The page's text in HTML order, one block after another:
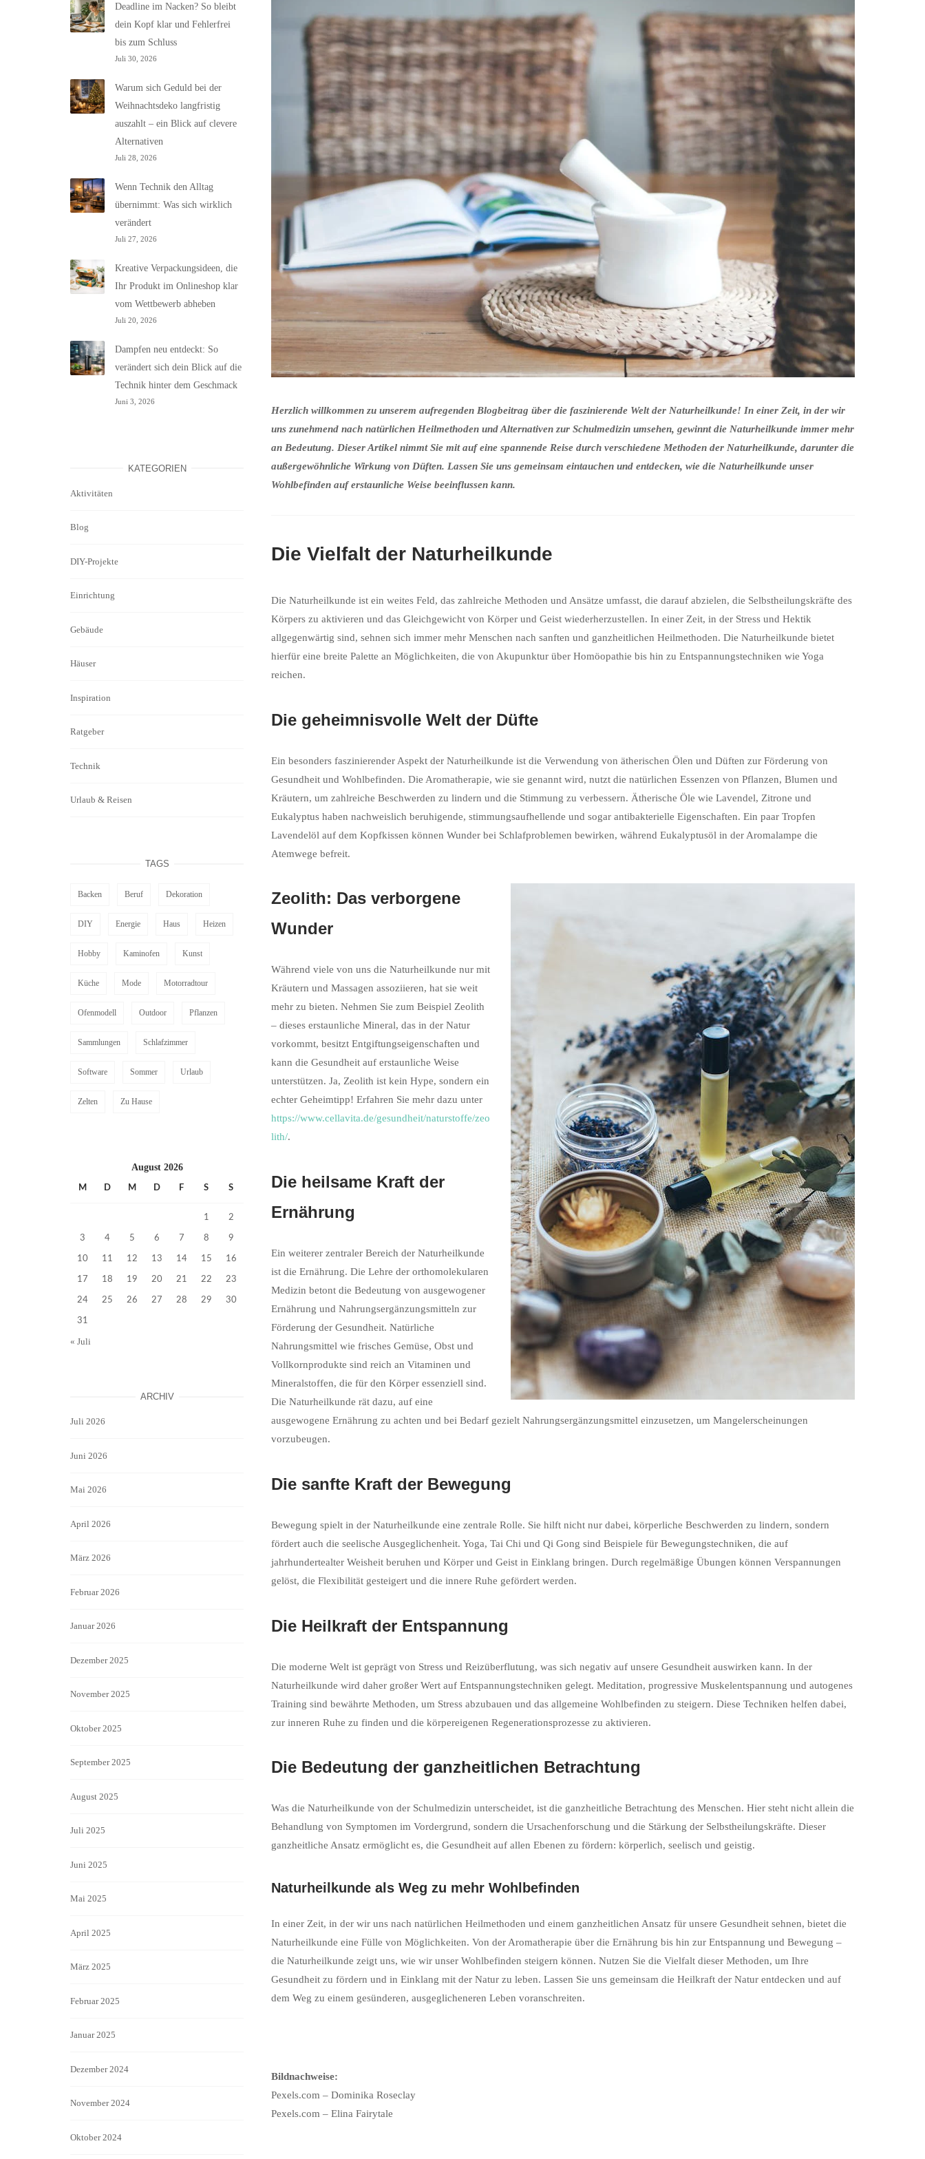
Herzlich willkommen zu unserem aufregenden Blogbeitrag über die faszinierende Welt der Naturheilkunde! In einer Zeit, in der wir
uns zunehmend nach natürlichen Heilmethoden und Alternativen zur Schulmedizin umsehen, gewinnt die Naturheilkunde immer mehr
an Bedeutung. Dieser Artikel nimmt Sie mit auf eine spannende Reise durch verschiedene Methoden der Naturheilkunde, darunter die
außergewöhnliche Wirkung von Düften. Lassen Sie uns gemeinsam eintauchen und entdecken, wie die Naturheilkunde unser
Wohlbefinden auf erstaunliche Weise beeinflussen kann.
Die Vielfalt der Naturheilkunde
Die Naturheilkunde ist ein weites Feld, das zahlreiche Methoden und Ansätze umfasst, die darauf abzielen, die Selbstheilungskräfte des
Körpers zu aktivieren und das Gleichgewicht von Körper und Geist wiederherzustellen. In einer Zeit, in der Stress und Hektik
allgegenwärtig sind, sehnen sich immer mehr Menschen nach sanften und ganzheitlichen Heilmethoden. Die Naturheilkunde bietet
hierfür eine breite Palette an Möglichkeiten, die von Akupunktur über Homöopathie bis hin zu Entspannungstechniken wie Yoga
reichen.
Die geheimnisvolle Welt der Düfte
Ein besonders faszinierender Aspekt der Naturheilkunde ist die Verwendung von ätherischen Ölen und Düften zur Förderung von
Gesundheit und Wohlbefinden. Die Aromatherapie, wie sie genannt wird, nutzt die natürlichen Essenzen von Pflanzen, Blumen und
Kräutern, um zahlreiche Beschwerden zu lindern und die Stimmung zu verbessern. Ätherische Öle wie Lavendel, Zitrone und
Eukalyptus haben nachweislich beruhigende, stimmungsaufhellende und sogar antibakterielle Eigenschaften. Ein paar Tropfen
Lavendelöl auf dem Kopfkissen können Wunder bei Schlafproblemen bewirken, während Eukalyptusöl in der Aromalampe die
Atemwege befreit.
Zeolith: Das verborgene
Wunder
Während viele von uns die Naturheilkunde nur mit
Kräutern und Massagen assoziieren, hat sie weit
mehr zu bieten. Nehmen Sie zum Beispiel Zeolith
– dieses erstaunliche Mineral, das in der Natur
vorkommt, besitzt Entgiftungseigenschaften und
kann die Gesundheit auf erstaunliche Weise
unterstützen. Ja, Zeolith ist kein Hype, sondern ein
echter Geheimtipp! Erfahren Sie mehr dazu unter
https://www.cellavita.de/gesundheit/naturstoffe/zeo
lith/.
Die heilsame Kraft der
Ernährung
Ein weiterer zentraler Bereich der Naturheilkunde
ist die Ernährung. Die Lehre der orthomolekularen
Medizin betont die Bedeutung von ausgewogener
Ernährung und Nahrungsergänzungsmitteln zur
Förderung der Gesundheit. Natürliche
Nahrungsmittel wie frisches Gemüse, Obst und
Vollkornprodukte sind reich an Vitaminen und
Mineralstoffen, die für den Körper essenziell sind.
Die Naturheilkunde rät dazu, auf eine
ausgewogene Ernährung zu achten und bei Bedarf gezielt Nahrungsergänzungsmittel einzusetzen, um Mangelerscheinungen
vorzubeugen.
Die sanfte Kraft der Bewegung
Bewegung spielt in der Naturheilkunde eine zentrale Rolle. Sie hilft nicht nur dabei, körperliche Beschwerden zu lindern, sondern
fördert auch die seelische Ausgeglichenheit. Yoga, Tai Chi und Qi Gong sind Beispiele für Bewegungstechniken, die auf
jahrhundertealter Weisheit beruhen und Körper und Geist in Einklang bringen. Durch regelmäßige Übungen können Verspannungen
gelöst, die Flexibilität gesteigert und die innere Ruhe gefördert werden.
Die Heilkraft der Entspannung
Die moderne Welt ist geprägt von Stress und Reizüberflutung, was sich negativ auf unsere Gesundheit auswirken kann. In der
Naturheilkunde wird daher großer Wert auf Entspannungstechniken gelegt. Meditation, progressive Muskelentspannung und autogenes
Training sind bewährte Methoden, um Stress abzubauen und das allgemeine Wohlbefinden zu steigern. Diese Techniken helfen dabei,
zur inneren Ruhe zu finden und die körpereigenen Regenerationsprozesse zu aktivieren.
Die Bedeutung der ganzheitlichen Betrachtung
Was die Naturheilkunde von der Schulmedizin unterscheidet, ist die ganzheitliche Betrachtung des Menschen. Hier steht nicht allein die
Behandlung von Symptomen im Vordergrund, sondern die Ursachenforschung und die Stärkung der Selbstheilungskräfte. Dieser
ganzheitliche Ansatz ermöglicht es, die Gesundheit auf allen Ebenen zu fördern: körperlich, seelisch und geistig.
Naturheilkunde als Weg zu mehr Wohlbefinden
In einer Zeit, in der wir uns nach natürlichen Heilmethoden und einem ganzheitlichen Ansatz für unsere Gesundheit sehnen, bietet die
Naturheilkunde eine Fülle von Möglichkeiten. Von der Aromatherapie über die Ernährung bis hin zur Entspannung und Bewegung –
die Naturheilkunde zeigt uns, wie wir unser Wohlbefinden steigern können. Nutzen Sie die Vielfalt dieser Methoden, um Ihre
Gesundheit zu fördern und in Einklang mit der Natur zu leben. Lassen Sie uns gemeinsam die Heilkraft der Natur entdecken und auf
dem Weg zu einem gesünderen, ausgeglicheneren Leben voranschreiten.
Bildnachweise:
Pexels.com – Dominika Roseclay
Pexels.com – Elina Fairytale
Deadline im Nacken? So bleibt
dein Kopf klar und Fehlerfrei
bis zum Schluss
Juli 30, 2026
Warum sich Geduld bei der
Weihnachtsdeko langfristig
auszahlt – ein Blick auf clevere
Alternativen
Juli 28, 2026
Wenn Technik den Alltag
übernimmt: Was sich wirklich
verändert
Juli 27, 2026
Kreative Verpackungsideen, die
Ihr Produkt im Onlineshop klar
vom Wettbewerb abheben
Juli 20, 2026
Dampfen neu entdeckt: So
verändert sich dein Blick auf die
Technik hinter dem Geschmack
Juni 3, 2026
KATEGORIEN
Aktivitäten
Blog
DIY-Projekte
Einrichtung
Gebäude
Häuser
Inspiration
Ratgeber
Technik
Urlaub & Reisen
TAGS
Backen Beruf Dekoration
DIY Energie Haus Heizen
Hobby Kaminofen Kunst
Küche Mode Motorradtour
Ofenmodell Outdoor Pflanzen
Sammlungen Schlafzimmer
Software Sommer Urlaub
Zelten Zu Hause
August 2026
M D M D F S S
1 2
3 4 5 6 7 8 9
10 11 12 13 14 15 16
17 18 19 20 21 22 23
24 25 26 27 28 29 30
31
« Juli
ARCHIV
Juli 2026
Juni 2026
Mai 2026
April 2026
März 2026
Februar 2026
Januar 2026
Dezember 2025
November 2025
Oktober 2025
September 2025
August 2025
Juli 2025
Juni 2025
Mai 2025
April 2025
März 2025
Februar 2025
Januar 2025
Dezember 2024
November 2024
Oktober 2024